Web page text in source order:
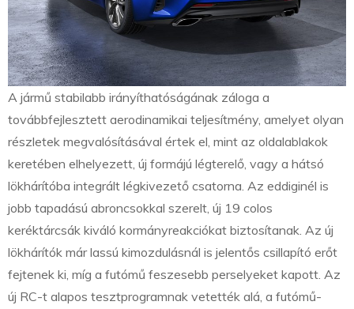
A jármű stabilabb irányíthatóságának záloga a
továbbfejlesztett aerodinamikai teljesítmény, amelyet olyan
részletek megvalósításával értek el, mint az oldalablakok
keretében elhelyezett, új formájú légterelő, vagy a hátsó
lökhárítóba integrált légkivezető csatorna. Az eddiginél is
jobb tapadású abroncsokkal szerelt, új 19 colos
keréktárcsák kiváló kormányreakciókat biztosítanak. Az új
lökhárítók már lassú kimozdulásnál is jelentős csillapító erőt
fejtenek ki, míg a futómű feszesebb perselyeket kapott. Az
új RC-t alapos tesztprogramnak vetették alá, a futómű-